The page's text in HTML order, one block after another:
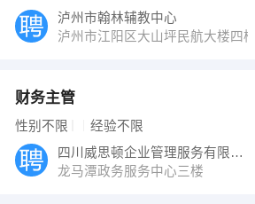
泸州市翰林辅教中心
泸州市江阳区大山坪民航大楼四楼
财务主管
性别不限 经验不限
四川威思顿企业管理服务有限公司
龙马潭政务服务中心三楼